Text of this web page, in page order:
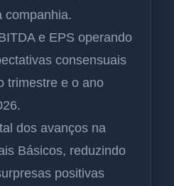
companhia.
e EPS operando
consensuais
trimestre e o ano
dos avanços na
Básicos, reduzindo
positivas